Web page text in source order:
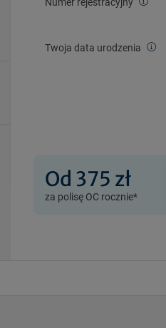
Twoja data urodzenia
Od 375 zł
za polisę OC rocznie*